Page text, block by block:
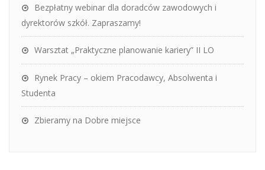
Bezpłatny webinar dla doradców zawodowych i
dyrektorów szkół. Zapraszamy!
Warsztat „Praktyczne planowanie kariery” II LO
Rynek Pracy – okiem Pracodawcy, Absolwenta i
Studenta
Zbieramy na Dobre miejsce